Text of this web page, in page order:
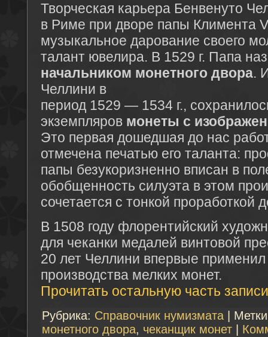
Творческая карьера Бенвенуто
в Риме при дворе папы Климента
музыкальное дарование своего
талант ювелира. В 1529 г. Папа
начальником монетного двора.
Челлини в
период 1529 — 1534 г.,
экземпляров монеты с
Это первая дошедшая до нас
отмечена печатью его таланта:
папы безукоризненно вписан в
обобщенность силуэта в этом
сочетается с тонкой проработкой
В 1508 году флорентийский
для чеканки медалей винтовой
20 лет Челлини впервые применил
производства мелких монет.
Прочитать остальную часть
Рубрика: Справочник нумизмата |
монетного двора, чеканщик монет